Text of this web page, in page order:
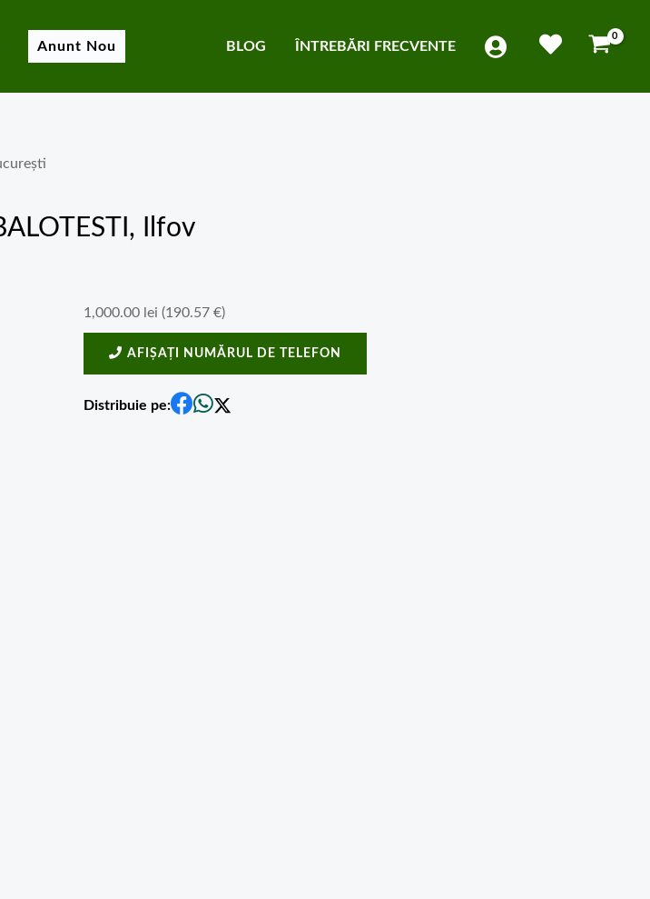
Anunt Nou BLOG ÎNTREBĂRI FRECVENTE
Ilfov
1,000.00 lei (190.57 €)
AFIȘAȚI NUMĂRUL DE TELEFON
Distribuie pe: